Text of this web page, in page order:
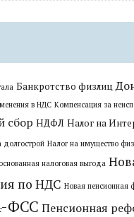
Банкротство физлиц
в НДС Компенсация за
сбор НДФЛ Налог на
долгострой Налог на имущество
налоговая выгода
по НДС Новая пенсионная
ФСС Пенсионная